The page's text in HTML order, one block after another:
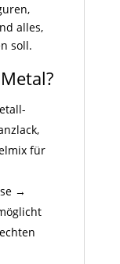
alles,
soll.
für
→